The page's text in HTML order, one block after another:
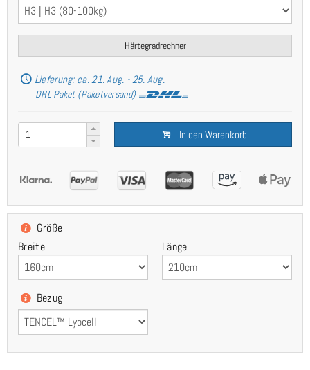
Härtegradrechner
Lieferung: ca. 21. Aug. - 25. Aug.
DHL Paket (Paketversand)
In den Warenkorb
Größe
Breite
Länge
Bezug